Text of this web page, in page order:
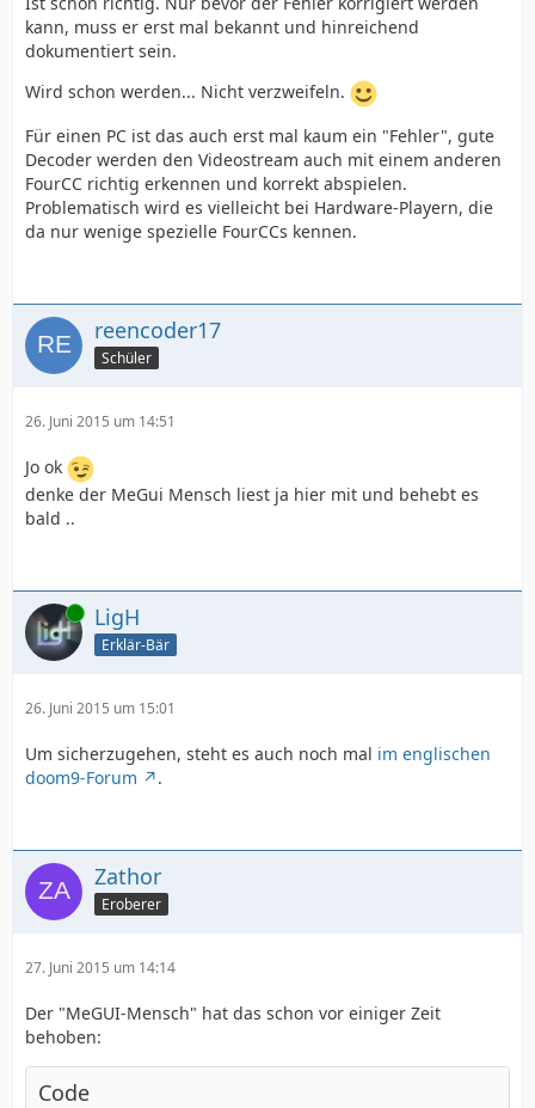
kann, muss er erst mal bekannt und hinreichend
dokumentiert sein.
Wird schon werden... Nicht verzweifeln.
Für einen PC ist das auch erst mal kaum ein "Fehler", gute
Decoder werden den Videostream auch mit einem anderen
FourCC richtig erkennen und korrekt abspielen.
Problematisch wird es vielleicht bei Hardware-Playern, die
da nur wenige spezielle FourCCs kennen.
reencoder17
Schüler
26. Juni 2015 um 14:51
Jo ok
denke der MeGui Mensch liest ja hier mit und behebt es
bald ..
Online LigH
Erklär-Bär
26. Juni 2015 um 15:01
Um sicherzugehen, steht es auch noch mal im englischen
doom9-Forum
.
Zathor
Eroberer
27. Juni 2015 um 14:14
Der "MeGUI-Mensch" hat das schon vor einiger Zeit
behoben:
Code